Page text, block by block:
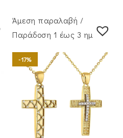
Άμεση παραλαβή /
Παράδoση 1 έως 3 ημέρες
-17%